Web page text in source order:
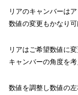
リアのキャンバーは
数値の変更もかなり可
リアはご希望数値に
キャンバーの角度を
数値を調整し数値の